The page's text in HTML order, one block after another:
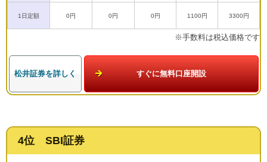
1日定額 0円 0円 0円 1100円 3300円
※手数料は税込価格です
松井証券を詳しく すぐに無料口座開設
4位 SBI証券